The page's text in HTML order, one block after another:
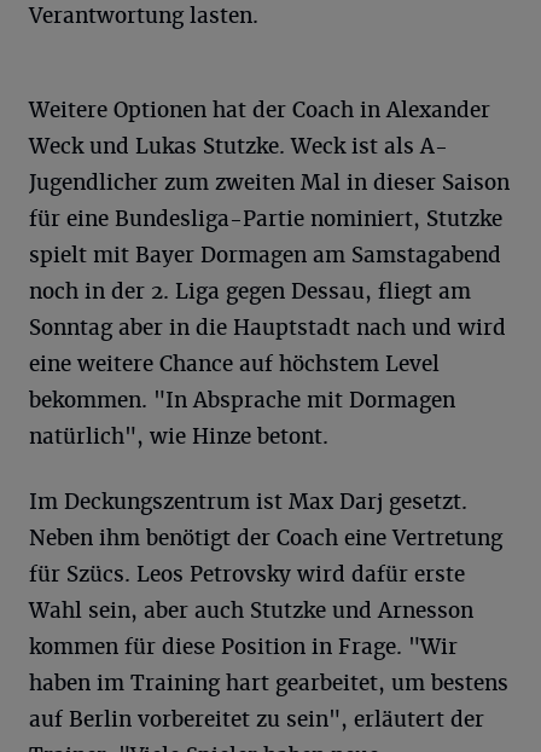
Verantwortung lasten.
Weitere Optionen hat der Coach in Alexander
Weck und Lukas Stutzke. Weck ist als A-
Jugendlicher zum zweiten Mal in dieser Saison
für eine Bundesliga-Partie nominiert, Stutzke
spielt mit Bayer Dormagen am Samstagabend
noch in der 2. Liga gegen Dessau, fliegt am
Sonntag aber in die Hauptstadt nach und wird
eine weitere Chance auf höchstem Level
bekommen. "In Absprache mit Dormagen
natürlich", wie Hinze betont.
Im Deckungszentrum ist Max Darj gesetzt.
Neben ihm benötigt der Coach eine Vertretung
für Szücs. Leos Petrovsky wird dafür erste
Wahl sein, aber auch Stutzke und Arnesson
kommen für diese Position in Frage. "Wir
haben im Training hart gearbeitet, um bestens
auf Berlin vorbereitet zu sein", erläutert der